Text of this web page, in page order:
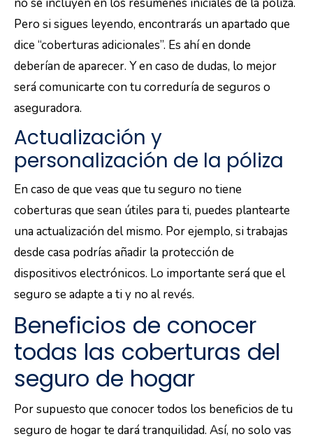
Pero si sigues leyendo, encontrarás un apartado que
dice “coberturas adicionales”. Es ahí en donde
deberían de aparecer. Y en caso de dudas, lo mejor
será comunicarte con tu correduría de seguros o
aseguradora.
Actualización y
personalización de la póliza
En caso de que veas que tu seguro no tiene
coberturas que sean útiles para ti, puedes plantearte
una actualización del mismo. Por ejemplo, si trabajas
desde casa podrías añadir la protección de
dispositivos electrónicos. Lo importante será que el
seguro se adapte a ti y no al revés.
Beneficios de conocer
todas las coberturas del
seguro de hogar
Por supuesto que conocer todos los beneficios de tu
seguro de hogar te dará tranquilidad. Así, no solo vas